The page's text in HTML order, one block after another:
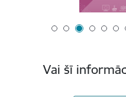
Vai šī